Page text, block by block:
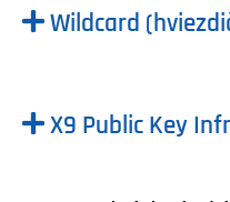
Wildcard
X9 Public Key